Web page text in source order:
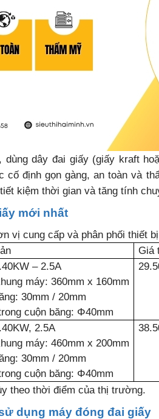
dùng dây đai giấy (giấy kraft
cố định gọn gàng, an toàn và
kiệm thời gian và tăng tính
mới nhất
vị cung cấp và phân phối thiết
Giá
– 2.5A
máy: 360mm x 160mm
30mm / 20mm
cuộn băng: Φ40mm
2.5A
máy: 460mm x 200mm
30mm / 20mm
cuộn băng: Φ40mm
theo thời điểm của thị trường.
dụng máy đóng đai giấy